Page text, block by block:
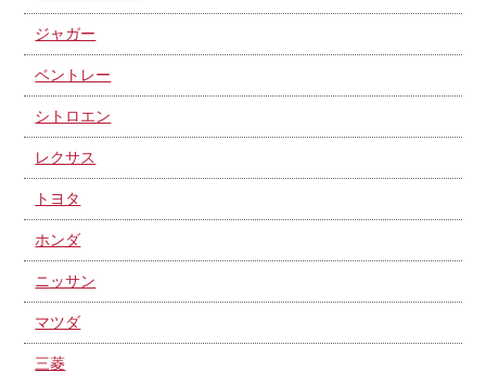
ジャガー
ベントレー
シトロエン
レクサス
トヨタ
ホンダ
ニッサン
マツダ
三菱